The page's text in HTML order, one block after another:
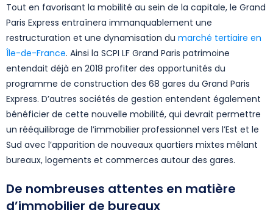
Tout en favorisant la mobilité au sein de la capitale, le Grand
Paris Express entraînera immanquablement une
restructuration et une dynamisation du marché tertiaire en
Île-de-France. Ainsi la SCPI LF Grand Paris patrimoine
entendait déjà en 2018 profiter des opportunités du
programme de construction des 68 gares du Grand Paris
Express. D’autres sociétés de gestion entendent également
bénéficier de cette nouvelle mobilité, qui devrait permettre
un rééquilibrage de l’immobilier professionnel vers l’Est et le
Sud avec l’apparition de nouveaux quartiers mixtes mêlant
bureaux, logements et commerces autour des gares.
De nombreuses attentes en matière
d’immobilier de bureaux